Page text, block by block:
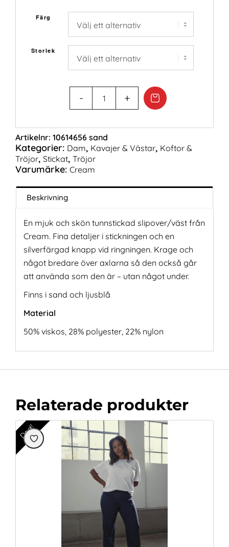
Färg
Storlek
Artikelnr: 10614656 sand
Kategorier: Dam, Kavajer & Västar, Koftor &
Tröjor, Stickat, Tröjor
Varumärke: Cream
Beskrivning
En mjuk och skön tunnstickad slipover/väst från
Cream. Fina detaljer i stickningen och en
silverfärgad knapp vid ringningen. Krage och
något bredare över axlarna så den också går
att använda som den är – utan något under.
Finns i sand och ljusblå
Material
50% viskos, 28% polyester, 22% nylon
Relaterade produkter
Deal!